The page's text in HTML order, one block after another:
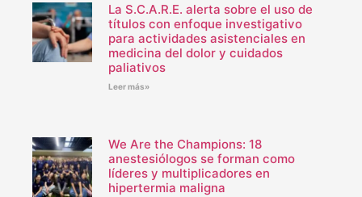
La S.C.A.R.E. alerta sobre el uso de
títulos con enfoque investigativo
para actividades asistenciales en
medicina del dolor y cuidados
paliativos
Leer más»
We Are the Champions: 18
anestesiólogos se forman como
líderes y multiplicadores en
hipertermia maligna